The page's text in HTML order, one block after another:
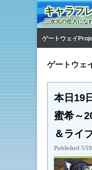
キャラフ
二次元の住人にな
ゲートウェイ
ゲートウェ
本日19
蜜希～
＆ライ
Published 5/